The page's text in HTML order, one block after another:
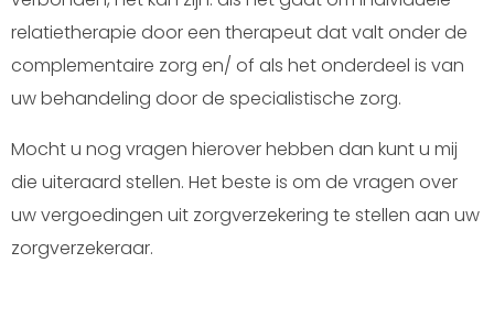
relatietherapie door een therapeut dat valt onder de
complementaire zorg en/ of als het onderdeel is van
uw behandeling door de specialistische zorg.
Mocht u nog vragen hierover hebben dan kunt u mij
die uiteraard stellen. Het beste is om de vragen over
uw vergoedingen uit zorgverzekering te stellen aan uw
zorgverzekeraar.